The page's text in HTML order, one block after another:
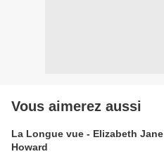
Vous aimerez aussi
La Longue vue - Elizabeth Jane
Howard